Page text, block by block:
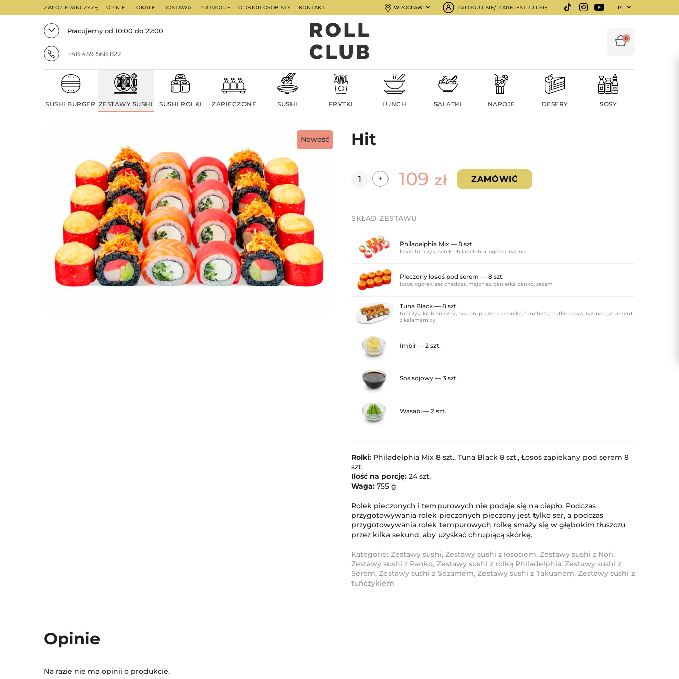
ZAŁÓŻ FRANCZYZĘ OPINIE LOKALE DOSTAWA PROMOCJE ODBIÓR OSOBISTY KONTAKT WROCŁAW ZAŁOGUJ SIĘ/ ZAREJESTRUJ SIĘ PL
Pracujemy od 10:00 do 22:00
+48 459 568 822
0
SUSHI BURGER ZESTAWY SUSHI SUSHI ROLKI ZAPIECZONE SUSHI FRYTKI LUNCH SALATKI NAPOJE DESERY SOSY
Nowość Hit
Ilość + 109 zł ZAMÓWIĆ
SKŁAD ZESTAWU
Philadelphia Mix — 8 szt.
łosoś, tuńczyk, serek Philadelphia, ogórek, ryż, nori
Pieczony łosoś pod serem — 8 szt.
łosoś, ogórek, ser cheddar, majonez, panierka panko, sezam
Tuna Black — 8 szt.
tuńczyk, krab śnieżny, takuan, prażona cebulka, funchoza, truffle mayo, ryż, nori, atrament
z kałamarnicy
Imbir — 2 szt.
Sos sojowy — 3 szt.
Wasabi — 2 szt.
Rolki: Philadelphia Mix 8 szt., Tuna Black 8 szt., Łosoś zapiekany pod serem 8
szt.
Ilość na porcję: 24 szt.
Waga: 755 g
Rolek pieczonych i tempurowych nie podaje się na ciepło. Podczas
przygotowywania rolek pieczonych pieczony jest tylko ser, a podczas
przygotowywania rolek tempurowych rolkę smaży się w głębokim tłuszczu
przez kilka sekund, aby uzyskać chrupiącą skórkę.
Kategorie:Zestawy sushi,Zestawy sushi z łososiem,Zestawy sushi z Nori,
Zestawy sushi z Panko,Zestawy sushi z rolką Philadelphia,Zestawy sushi z
Serem,Zestawy sushi z Sezamem,Zestawy sushi z Takuanem,Zestawy sushi z
tuńczykiem
Opinie
Na razie nie ma opinii o produkcie.